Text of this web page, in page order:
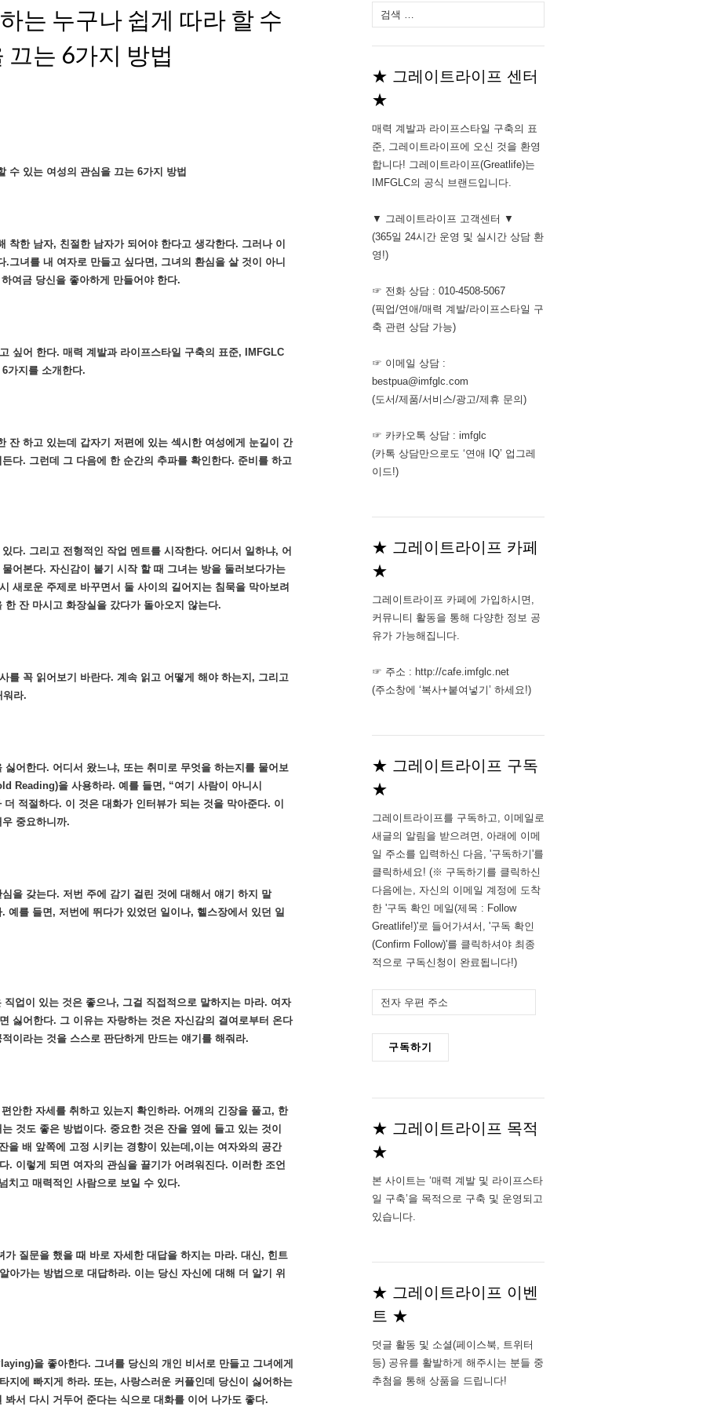
는 누구나 쉽게 따라 할 수
는 6가지 방법
수 있는 여성의 관심을 끄는 6가지 방법
착한 남자, 친절한 남자가 되어야 한다고 생각한다. 그러나 이
그녀를 내 여자로 만들고 싶다면, 그녀의 환심을 살 것이 아니
여금 당신을 좋아하게 만들어야 한다.
싶어 한다. 매력 계발과 라이프스타일 구축의 표준, IMFGLC
가지를 소개한다.
잔 하고 있는데 갑자기 저편에 있는 섹시한 여성에게 눈길이 간
다. 그런데 그 다음에 한 순간의 추파를 확인한다. 준비를 하고
다. 그리고 전형적인 작업 멘트를 시작한다. 어디서 일하냐, 어
어본다. 자신감이 붙기 시작 할 때 그녀는 방을 둘러보다가는
새로운 주제로 바꾸면서 둘 사이의 길어지는 침묵을 막아보려
잔 마시고 화장실을 갔다가 돌아오지 않는다.
를 꼭 읽어보기 바란다. 계속 읽고 어떻게 해야 하는지, 그리고
워라.
어한다. 어디서 왔느냐, 또는 취미로 무엇을 하는지를 물어보
Reading)을 사용하라. 예를 들면, “여기 사람이 아니시
적절하다. 이 것은 대화가 인터뷰가 되는 것을 막아준다. 이
중요하니까.
을 갖는다. 저번 주에 감기 걸린 것에 대해서 얘기 하지 말
예를 들면, 저번에 뛰다가 있었던 일이나, 헬스장에서 있던 일
업이 있는 것은 좋으나, 그걸 직접적으로 말하지는 마라. 여자
싫어한다. 그 이유는 자랑하는 것은 자신감의 결여로부터 온다
이라는 것을 스스로 판단하게 만드는 얘기를 해줘라.
안한 자세를 취하고 있는지 확인하라. 어깨의 긴장을 풀고, 한
것도 좋은 방법이다. 중요한 것은 잔을 옆에 들고 있는 것이
을 배 앞쪽에 고정 시키는 경향이 있는데,이는 여자와의 공간
. 이렇게 되면 여자의 관심을 끌기가 어려워진다. 이러한 조언
치고 매력적인 사람으로 보일 수 있다.
질문을 했을 때 바로 자세한 대답을 하지는 마라. 대신, 힌트
아가는 방법으로 대답하라. 이는 당신 자신에 대해 더 알기 위
을 좋아한다. 그녀를 당신의 개인 비서로 만들고 그녀에게
지에 빠지게 하라. 또는, 사랑스러운 커플인데 당신이 싫어하는
서 다시 거두어 준다는 식으로 대화를 이어 나가도 좋다.
음
검
★ 그레이트라이프 센터
★
매력 계발과 라이프스타일 구축의 표
준, 그레이트라이프에 오신 것을 환영
합니다! 그레이트라이프(Greatlife)는
IMFGLC의 공식 브랜드입니다.
▼ 그레이트라이프 고객센터 ▼
(365일 24시간 운영 및 실시간 상담 환
영!)
☞ 전화 상담 : 010-4508-5067
(픽업/연애/매력 계발/라이프스타일 구
축 관련 상담 가능)
☞ 이메일 상담 :
bestpua@imfglc.com
(도서/제품/서비스/광고/제휴 문의)
☞ 카카오톡 상담 : imfglc
(카톡 상담만으로도 ‘연애 IQ’ 업그레
이드!)
★ 그레이트라이프 카페
★
그레이트라이프 카페에 가입하시면,
커뮤니티 활동을 통해 다양한 정보 공
유가 가능해집니다.
☞ 주소 : http://cafe.imfglc.net
(주소창에 ‘복사+붙여넣기’ 하세요!)
★ 그레이트라이프 구독
★
그레이트라이프를 구독하고, 이메일로
새글의 알림을 받으려면, 아래에 이메
일 주소를 입력하신 다음, '구독하기'를
클릭하세요! (※ 구독하기를 클릭하신
다음에는, 자신의 이메일 계정에 도착
한 '구독 확인 메일(제목 : Follow
Greatlife!)'로 들어가셔서, '구독 확인
(Confirm Follow)'를 클릭하셔야 최종
적으로 구독신청이 완료됩니다!)
자
우
구독하기
★ 그레이트라이프 목적
★
본 사이트는 ‘매력 계발 및 라이프스타
일 구축’을 목적으로 구축 및 운영되고
있습니다.
★ 그레이트라이프 이벤
트 ★
덧글 활동 및 소셜(페이스북, 트위터
등) 공유를 활발하게 해주시는 분들 중
추첨을 통해 상품을 드립니다!